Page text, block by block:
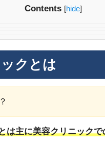
Contents [hide]
クとは
は主に美容クリニック